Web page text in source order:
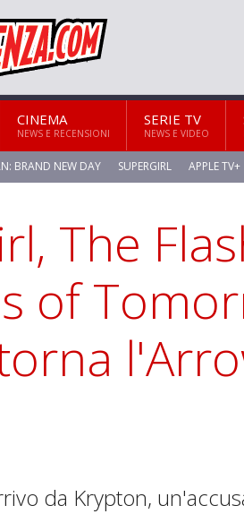
CINEMA
NEWS E RECENSIONI
SERIE TV
NEWS E VIDEO
BRAND NEW DAY SUPERGIRL APPLE TV+
The
of
da Krypton,